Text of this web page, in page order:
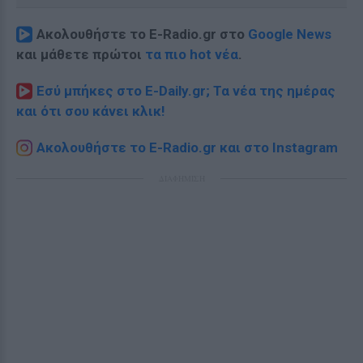
Ακολουθήστε το E-Radio.gr στο Google News
και μάθετε πρώτοι τα πιο hot νέα.
Εσύ μπήκες στο E-Daily.gr; Τα νέα της ημέρας
και ότι σου κάνει κλικ!
Ακολουθήστε το E-Radio.gr και στο Instagram